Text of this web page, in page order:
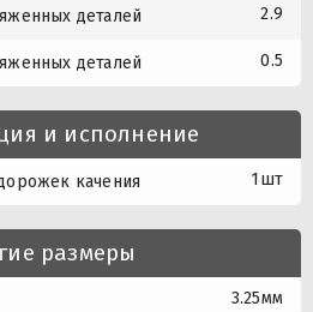
деталей 2.9
деталей 0.5
и исполнение
качения 1шт
размеры
3.25мм